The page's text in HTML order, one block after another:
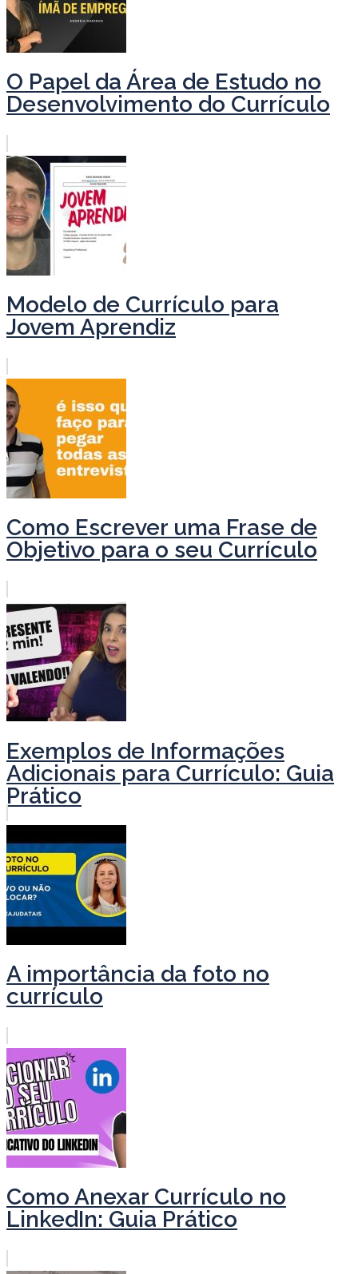
O Papel da Área de Estudo no
Desenvolvimento do Currículo
Modelo de Currículo para
Jovem Aprendiz
Como Escrever uma Frase de
Objetivo para o seu Currículo
Exemplos de Informações
Adicionais para Currículo: Guia
Prático
A importância da foto no
currículo
Como Anexar Currículo no
LinkedIn: Guia Prático